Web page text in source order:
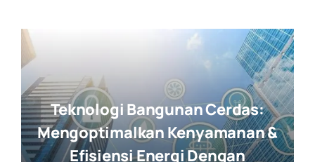
Teknologi Bangunan Cerdas:
Mengoptimalkan Kenyamanan &
Efisiensi Energi Dengan